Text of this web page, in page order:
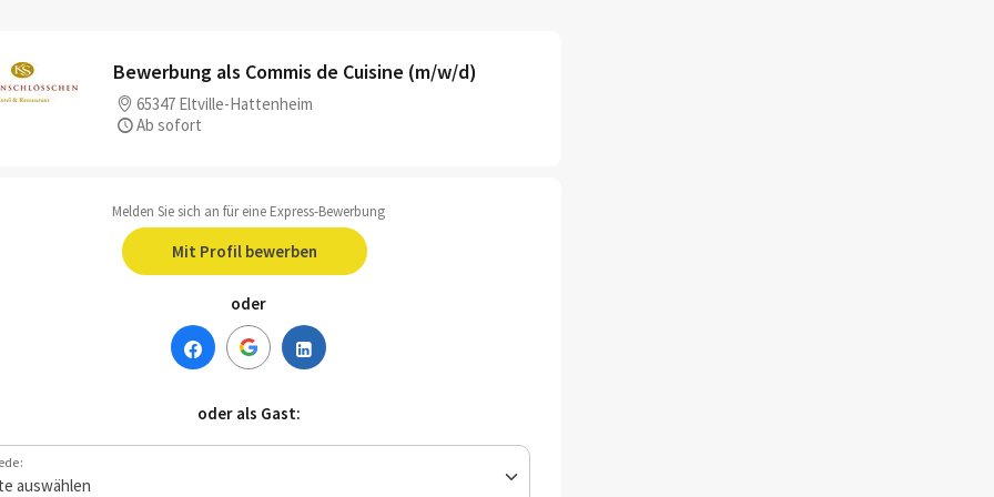
Bewerbung als Commis de Cuisine (m/w/d)
65347 Eltville-Hattenheim
Ab sofort
Melden Sie sich an für eine Express-Bewerbung
Mit Profil bewerben
oder
oder als Gast: